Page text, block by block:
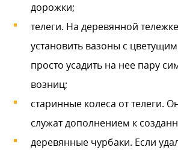
дорожки;
телеги. На деревянной
установить вазоны с
просто усадить на нее пару
возниц;
старинные колеса от телеги.
служат дополнением к
деревянные чурбаки. Если